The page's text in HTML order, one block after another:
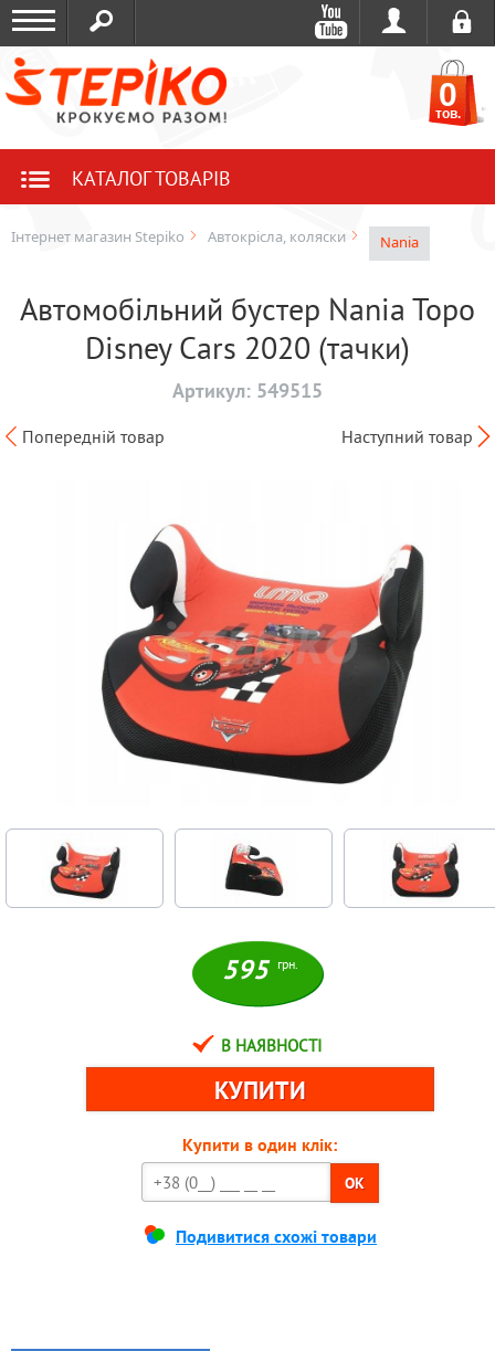
0
тов.
КАТАЛОГ ТОВАРІВ
Інтернет магазин Stepiko Автокрісла, коляски Nania
Автомобільний бустер Nania Topo
Disney Cars 2020 (тачки)
Артикул: 549515
Попередній товар Наступний товар
595 грн.
В НАЯВНОСТІ
Купити в один клік:
OK
Подивитися схожі товари